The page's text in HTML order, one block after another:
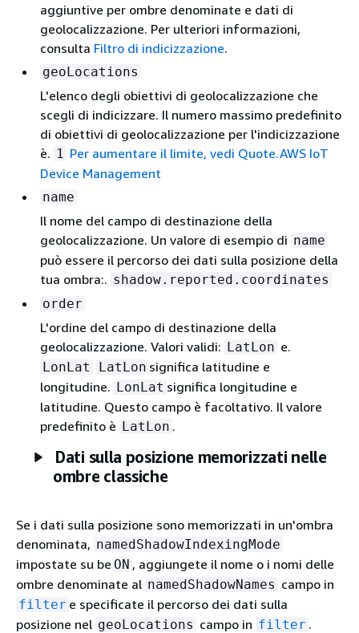
aggiuntive per ombre denominate e dati di
geolocalizzazione. Per ulteriori informazioni,
consulta Filtro di indicizzazione.
geoLocations
L'elenco degli obiettivi di geolocalizzazione che
scegli di indicizzare. Il numero massimo predefinito
di obiettivi di geolocalizzazione per l'indicizzazione
è. 1 Per aumentare il limite, vedi Quote.AWS IoT
Device Management
name
Il nome del campo di destinazione della
geolocalizzazione. Un valore di esempio di name
può essere il percorso dei dati sulla posizione della
tua ombra:. shadow.reported.coordinates
order
L'ordine del campo di destinazione della
geolocalizzazione. Valori validi: LatLon e.
LonLat LatLon significa latitudine e
longitudine. LonLat significa longitudine e
latitudine. Questo campo è facoltativo. Il valore
predefinito è LatLon .
Dati sulla posizione memorizzati nelle
ombre classiche
Se i dati sulla posizione sono memorizzati in un'ombra
denominata, namedShadowIndexingMode
impostate su be ON , aggiungete il nome o i nomi delle
ombre denominate al namedShadowNames campo in
filter e specificate il percorso dei dati sulla
posizione nel geoLocations campo in filter .